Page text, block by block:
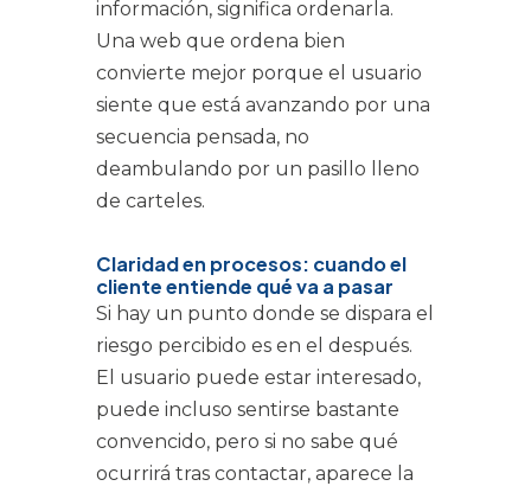
información, significa ordenarla.
Una web que ordena bien
convierte mejor porque el usuario
siente que está avanzando por una
secuencia pensada, no
deambulando por un pasillo lleno
de carteles.
Claridad en procesos: cuando el
cliente entiende qué va a pasar
Si hay un punto donde se dispara el
riesgo percibido es en el después.
El usuario puede estar interesado,
puede incluso sentirse bastante
convencido, pero si no sabe qué
ocurrirá tras contactar, aparece la